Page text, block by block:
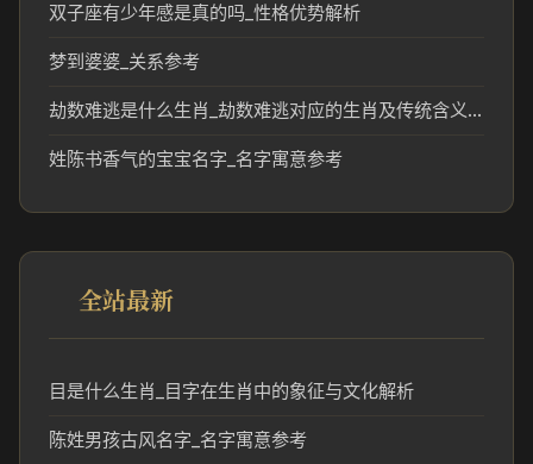
双子座有少年感是真的吗_性格优势解析
梦到婆婆_关系参考
劫数难逃是什么生肖_劫数难逃对应的生肖及传统含义解析
姓陈书香气的宝宝名字_名字寓意参考
全站最新
目是什么生肖_目字在生肖中的象征与文化解析
陈姓男孩古风名字_名字寓意参考